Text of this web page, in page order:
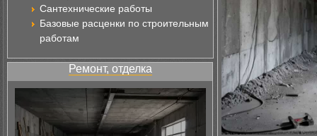
Сантехнические работы
Базовые расценки по строительным
работам
Ремонт, отделка